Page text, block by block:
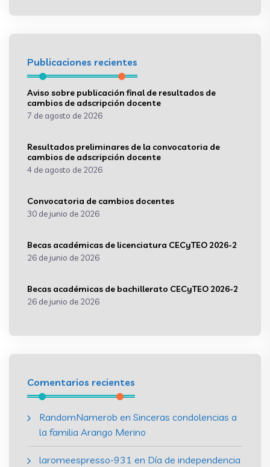
Publicaciones recientes
Aviso sobre publicación final de resultados de
cambios de adscripción docente
7 de agosto de 2026
Resultados preliminares de la convocatoria de
cambios de adscripción docente
4 de agosto de 2026
Convocatoria de cambios docentes
30 de junio de 2026
Becas académicas de licenciatura CECyTEO 2026-2
26 de junio de 2026
Becas académicas de bachillerato CECyTEO 2026-2
26 de junio de 2026
Comentarios recientes
RandomNamerob en Sinceras condolencias a
la familia Arango Merino
laromeespresso-931 en Día de independencia